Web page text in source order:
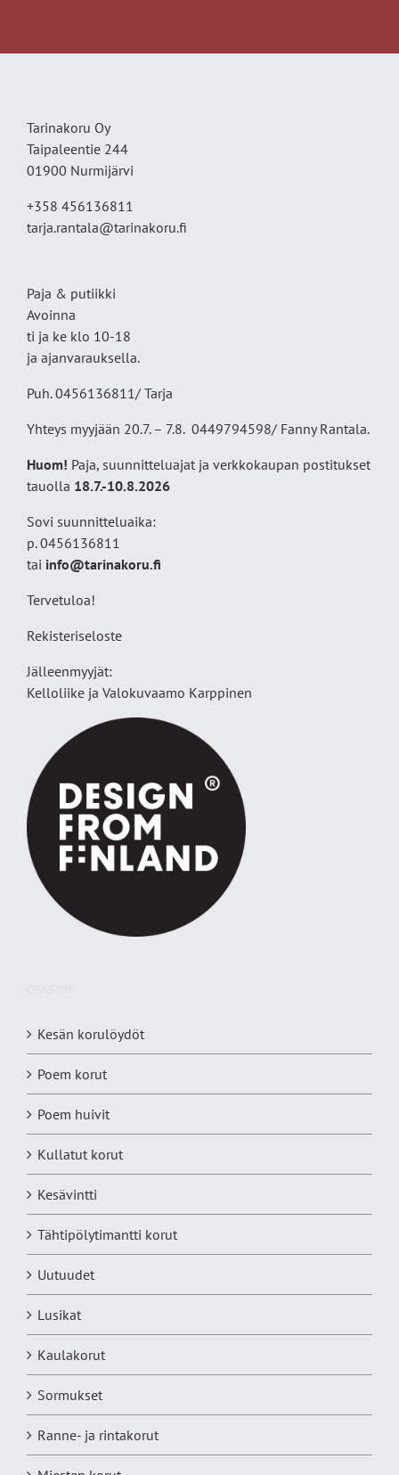
Tarinakoru Oy
Taipaleentie 244
01900 Nurmijärvi
+358 456136811
tarja.rantala@tarinakoru.fi
Paja & putiikki
Avoinna
ti ja ke klo 10-18
ja ajanvarauksella.
Puh. 0456136811/ Tarja
Yhteys myyjään 20.7. – 7.8. 0449794598/ Fanny Rantala.
Huom! Paja, suunnitteluajat ja verkkokaupan postitukset
tauolla 18.7.-10.8.2026
Sovi suunnitteluaika:
p. 0456136811
tai info@tarinakoru.fi
Tervetuloa!
Rekisteriseloste
Jälleenmyyjät:
Kelloliike ja Valokuvaamo Karppinen
Kesän korulöydöt
Poem korut
Poem huivit
Kullatut korut
Kesävintti
Tähtipölytimantti korut
Uutuudet
Lusikat
Kaulakorut
Sormukset
Ranne- ja rintakorut